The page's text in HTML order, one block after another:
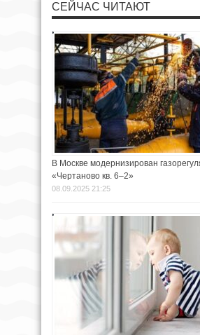
СЕЙЧАС ЧИТАЮТ
В Москве модернизирован
«Чертаново кв. 6–2»
08.09.2025 21:25